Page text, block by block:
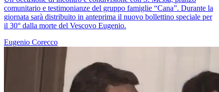
comunitario e testimonianze del gruppo famiglie “Cana”. Durante la
giornata sarà distribuito in anteprima il nuovo bollettino speciale per
il 30° dalla morte del Vescovo Eugenio.
Eugenio Corecco